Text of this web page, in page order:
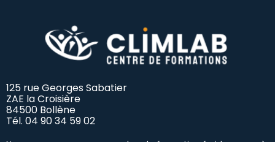
125 rue Georges Sabatier
ZAE la Croisière
84500 Bollène
Tél. 04 90 34 59 02